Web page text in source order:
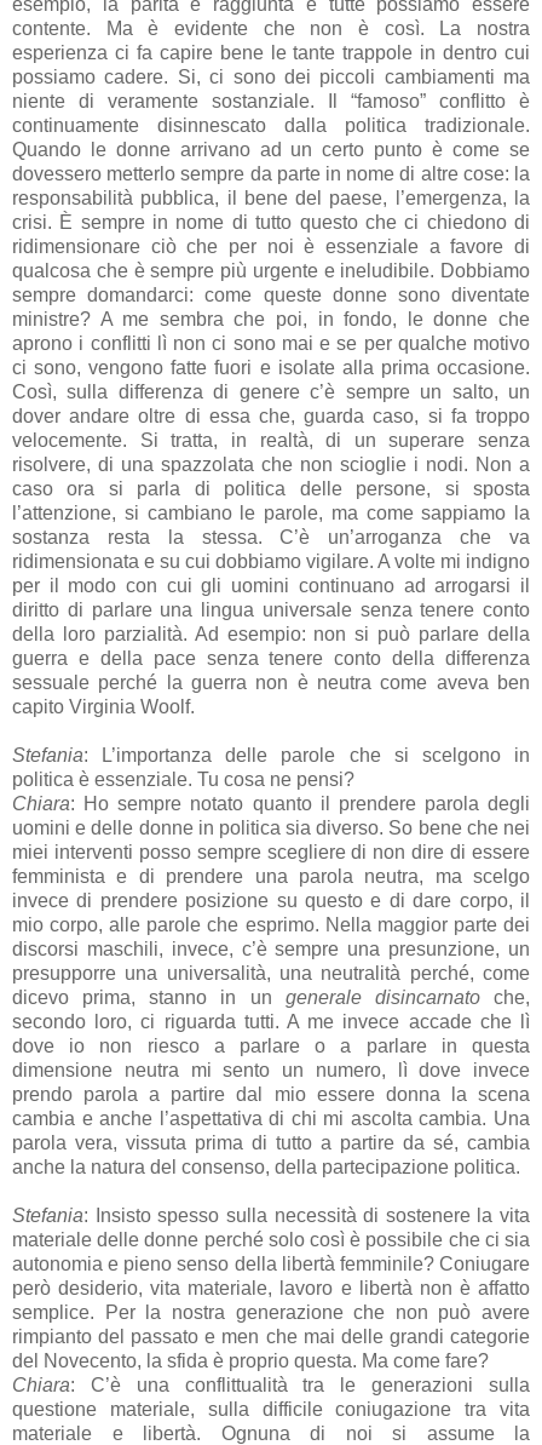
esempio, la parità è raggiunta e tutte possiamo essere
contente. Ma è evidente che non è così. La nostra
esperienza ci fa capire bene le tante trappole in dentro cui
possiamo cadere. Si, ci sono dei piccoli cambiamenti ma
niente di veramente sostanziale. Il “famoso” conflitto è
continuamente disinnescato dalla politica tradizionale.
Quando le donne arrivano ad un certo punto è come se
dovessero metterlo sempre da parte in nome di altre cose: la
responsabilità pubblica, il bene del paese, l’emergenza, la
crisi. È sempre in nome di tutto questo che ci chiedono di
ridimensionare ciò che per noi è essenziale a favore di
qualcosa che è sempre più urgente e ineludibile. Dobbiamo
sempre domandarci: come queste donne sono diventate
ministre? A me sembra che poi, in fondo, le donne che
aprono i conflitti lì non ci sono mai e se per qualche motivo
ci sono, vengono fatte fuori e isolate alla prima occasione.
Così, sulla differenza di genere c’è sempre un salto, un
dover andare oltre di essa che, guarda caso, si fa troppo
velocemente. Si tratta, in realtà, di un superare senza
risolvere, di una spazzolata che non scioglie i nodi. Non a
caso ora si parla di politica delle persone, si sposta
l’attenzione, si cambiano le parole, ma come sappiamo la
sostanza resta la stessa. C’è un’arroganza che va
ridimensionata e su cui dobbiamo vigilare. A volte mi indigno
per il modo con cui gli uomini continuano ad arrogarsi il
diritto di parlare una lingua universale senza tenere conto
della loro parzialità. Ad esempio: non si può parlare della
guerra e della pace senza tenere conto della differenza
sessuale perché la guerra non è neutra come aveva ben
capito Virginia Woolf.
Stefania: L’importanza delle parole che si scelgono in
politica è essenziale. Tu cosa ne pensi?
Chiara: Ho sempre notato quanto il prendere parola degli
uomini e delle donne in politica sia diverso. So bene che nei
miei interventi posso sempre scegliere di non dire di essere
femminista e di prendere una parola neutra, ma scelgo
invece di prendere posizione su questo e di dare corpo, il
mio corpo, alle parole che esprimo. Nella maggior parte dei
discorsi maschili, invece, c’è sempre una presunzione, un
presupporre una universalità, una neutralità perché, come
dicevo prima, stanno in un generale disincarnatoche,
secondo loro, ci riguarda tutti. A me invece accade che lì
dove io non riesco a parlare o a parlare in questa
dimensione neutra mi sento un numero, lì dove invece
prendo parola a partire dal mio essere donna la scena
cambia e anche l’aspettativa di chi mi ascolta cambia. Una
parola vera, vissuta prima di tutto a partire da sé, cambia
anche la natura del consenso, della partecipazione politica.
Stefania: Insisto spesso sulla necessità di sostenere la vita
materiale delle donne perché solo così è possibile che ci sia
autonomia e pieno senso della libertà femminile? Coniugare
però desiderio, vita materiale, lavoro e libertà non è affatto
semplice. Per la nostra generazione che non può avere
rimpianto del passato e men che mai delle grandi categorie
del Novecento, la sfida è proprio questa. Ma come fare?
Chiara: C’è una conflittualità tra le generazioni sulla
questione materiale, sulla difficile coniugazione tra vita
materiale e libertà. Ognuna di noi si assume la